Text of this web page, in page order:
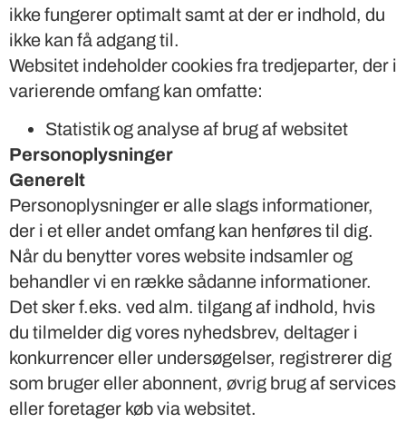
ikke fungerer optimalt samt at der er indhold, du
ikke kan få adgang til.
Websitet indeholder cookies fra tredjeparter, der i
varierende omfang kan omfatte:
Statistik og analyse af brug af websitet
Personoplysninger
Generelt
Personoplysninger er alle slags informationer,
der i et eller andet omfang kan henføres til dig.
Når du benytter vores website indsamler og
behandler vi en række sådanne informationer.
Det sker f.eks. ved alm. tilgang af indhold, hvis
du tilmelder dig vores nyhedsbrev, deltager i
konkurrencer eller undersøgelser, registrerer dig
som bruger eller abonnent, øvrig brug af services
eller foretager køb via websitet.